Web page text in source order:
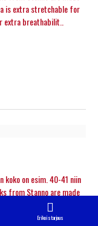
is extra stretchable for
breathabilit..
koko on esim. 40-41 niin
from Stanno are made
is extra stretchable for
extra breathabilit..
Erikoistarjous